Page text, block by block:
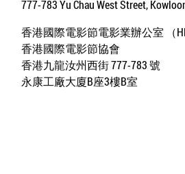
777-783 Yu Chau West Street,
香港國際電影節電影業辦公室 （
香港國際電影節協會
香港九龍汝州西街 777-783 號
永康工廠大廈B座3樓B室